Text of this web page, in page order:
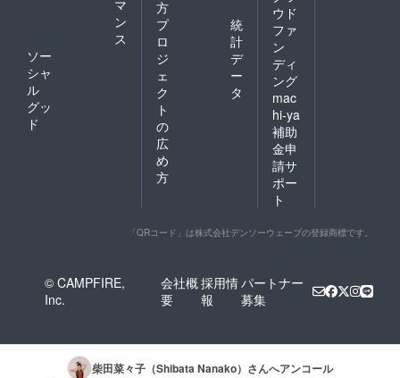
マ
ン
ス
ソー
シャ
ル
グッ
ド
方
プ
ロ
ジ
ェ
ク
ト
の
広
め
方
統
計
デ
ー
タ
ウド
ファ
ン
ディ
ング
mac
hi-ya
補助
金申
請サ
ポー
ト
「QRコード」は株式会社デンソーウェーブの登録商標です。
© CAMPFIRE,
Inc.
会社概
要
採用情
報
パートナー
募集
柴田菜々子（Shibata Nanako） さんへアンコール